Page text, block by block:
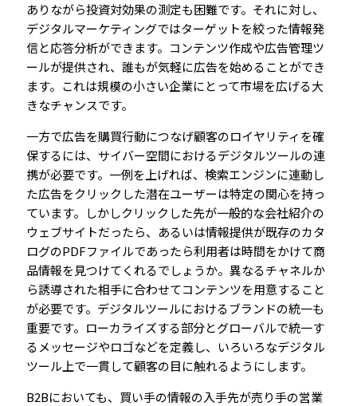
ありながら投資対効果の測定も困難です。それに対し、
デジタルマーケティングではターゲットを絞った情報発
信と応答分析ができます。コンテンツ作成や広告管理ツ
ールが提供され、誰もが気軽に広告を始めることができ
ます。これは規模の小さい企業にとって市場を広げる大
きなチャンスです。
一方で広告を購買行動につなげ顧客のロイヤリティを確
保するには、サイバー空間におけるデジタルツールの連
携が必要です。一例を上げれば、検索エンジンに連動し
た広告をクリックした潜在ユーザーは特定の関心を持っ
ています。しかしクリックした先が一般的な会社紹介の
ウェブサイトだったら、あるいは情報提供が既存のカタ
ログのPDFファイルであったら利用者は時間をかけて商
品情報を見つけてくれるでしょうか。異なるチャネルか
ら誘導された相手に合わせてコンテンツを用意すること
が必要です。デジタルツールにおけるブランドの統一も
重要です。ローカライズする部分とグローバルで統一す
るメッセージやロゴなどを定義し、いろいろなデジタル
ツール上で一貫して顧客の目に触れるようにします。
B2Bにおいても、買い手の情報の入手先が売り手の営業